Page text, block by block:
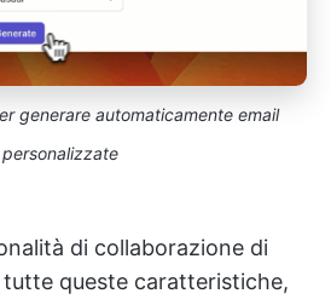
generare automaticamente email
personalizzate
di collaborazione di
queste caratteristiche,